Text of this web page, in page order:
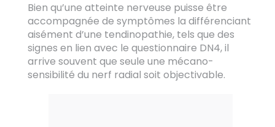
Bien qu’une atteinte nerveuse puisse être
accompagnée de symptômes la différenciant
aisément d’une tendinopathie, tels que des
signes en lien avec le questionnaire DN4, il
arrive souvent que seule une mécano-
sensibilité du nerf radial soit objectivable.